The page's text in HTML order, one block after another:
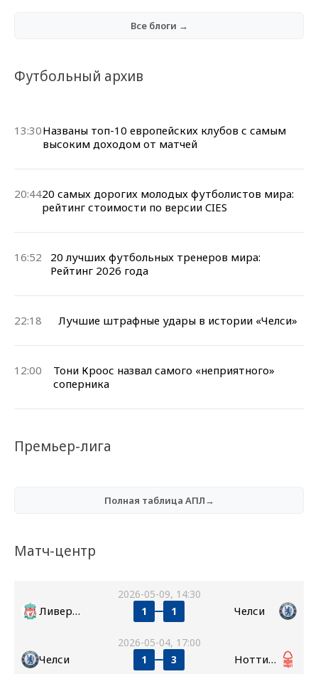
Все блоги →
Футбольный архив
13:30Названы топ-10 европейских клубов с самым
высоким доходом от матчей
20:4420 самых дорогих молодых футболистов мира:
рейтинг стоимости по версии CIES
16:52
20 лучших футбольных тренеров мира:
Рейтинг 2026 года
22:18 Лучшие штрафные удары в истории «Челси»
12:00
Тони Кроос назвал самого «неприятного»
соперника
Премьер-лига
Полная таблица АПЛ→
Матч-центр
2026-05-09, 14:30
Ливерпуль 1 1 Челси
2026-05-04, 17:00
Челси 1 3 Ноттингем Форест